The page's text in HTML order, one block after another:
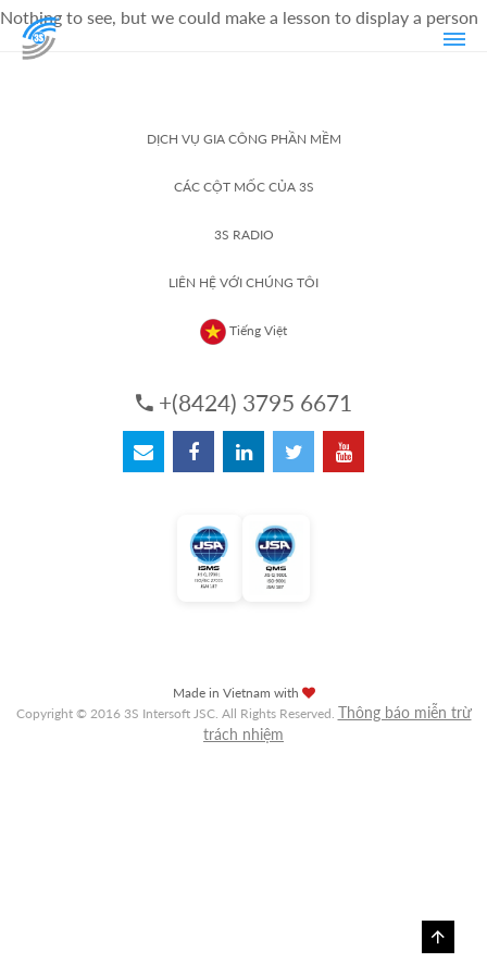
Nothing to see, but we could make a lesson to display a person
DỊCH VỤ GIA CÔNG PHẦN MỀM
CÁC CỘT MỐC CỦA 3S
3S RADIO
LIÊN HỆ VỚI CHÚNG TÔI
Tiếng Việt
+(8424) 3795 6671
Made in Vietnam with
Copyright © 2016 3S Intersoft JSC. All Rights Reserved. Thông báo miễn trừ
trách nhiệm